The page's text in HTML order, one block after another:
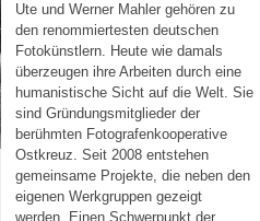
Vergrößern
Ute und Werner Mahler gehören zu
den renommiertesten deutschen
Fotokünstlern. Heute wie damals
überzeugen ihre Arbeiten durch eine
humanistische Sicht auf die Welt. Sie
sind Gründungsmitglieder der
berühmten Fotografenkooperative
Ostkreuz. Seit 2008 entstehen
gemeinsame Projekte, die neben den
eigenen Werkgruppen gezeigt
werden. Einen Schwerpunkt der